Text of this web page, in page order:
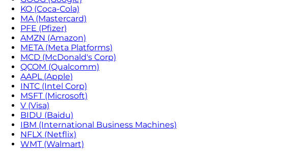
KO (Coca-Cola)
MA (Mastercard)
PFE (Pfizer)
AMZN (Amazon)
META (Meta Platforms)
MCD (McDonald's Corp)
QCOM (Qualcomm)
AAPL (Apple)
INTC (Intel Corp)
MSFT (Microsoft)
V (Visa)
BIDU (Baidu)
IBM (International Business Machines)
NFLX (Netflix)
WMT (Walmart)